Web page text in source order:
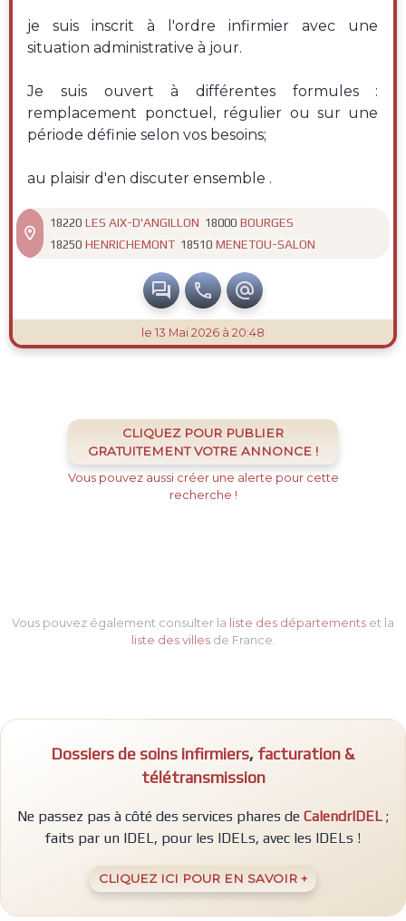
je suis inscrit à l'ordre infirmier avec une
situation administrative à jour.
Je suis ouvert à différentes formules :
remplacement ponctuel, régulier ou sur une
période définie selon vos besoins;
au plaisir d'en discuter ensemble .

18220 LES AIX-D'ANGILLON 18000 BOURGES
18250 HENRICHEMONT 18510 MENETOU-SALON
  
le 13 Mai 2026 à 20:48
CLIQUEZ POUR PUBLIER
GRATUITEMENT VOTRE ANNONCE !
Vous pouvez aussi créer une alerte pour cette
recherche !
Vous pouvez également consulter la liste des départements et la
liste des villesde France.
Dossiers de soins infirmiers, facturation &
télétransmission
Ne passez pas à côté des services phares de CalendrIDEL ;
faits par un IDEL, pour les IDELs, avec les IDELs !
CLIQUEZ ICI POUR EN SAVOIR +